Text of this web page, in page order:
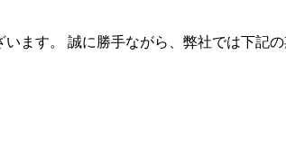
ます。 誠に勝手ながら、弊社では下記